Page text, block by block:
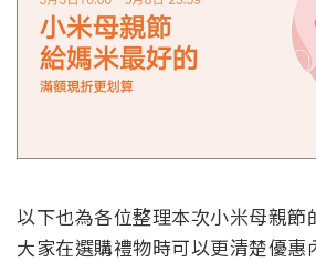
以下也為各位整理本次小米母親節
大家在選購禮物時可以更清楚優惠